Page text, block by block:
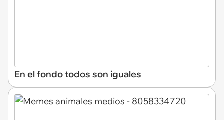
En el fondo todos son iguales